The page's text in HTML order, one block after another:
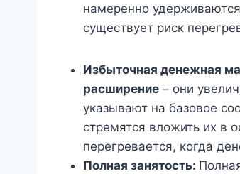
намеренно
существует риск
Избыточная денежная
расширение – они
указывают на базовое
стремятся вложить их в
перегревается, когда
Полная занятость: